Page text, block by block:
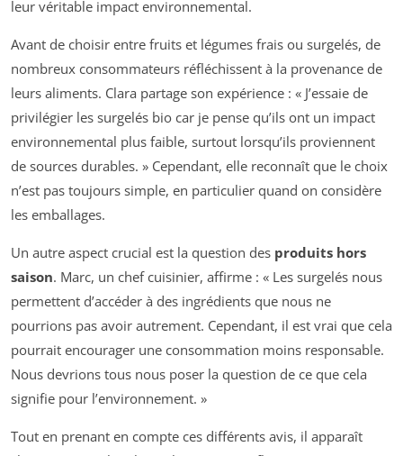
leur véritable impact environnemental.
Avant de choisir entre fruits et légumes frais ou surgelés, de
nombreux consommateurs réfléchissent à la provenance de
leurs aliments. Clara partage son expérience : « J’essaie de
privilégier les surgelés bio car je pense qu’ils ont un impact
environnemental plus faible, surtout lorsqu’ils proviennent
de sources durables. » Cependant, elle reconnaît que le choix
n’est pas toujours simple, en particulier quand on considère
les emballages.
Un autre aspect crucial est la question des produits hors
saison. Marc, un chef cuisinier, affirme : « Les surgelés nous
permettent d’accéder à des ingrédients que nous ne
pourrions pas avoir autrement. Cependant, il est vrai que cela
pourrait encourager une consommation moins responsable.
Nous devrions tous nous poser la question de ce que cela
signifie pour l’environnement. »
Tout en prenant en compte ces différents avis, il apparaît